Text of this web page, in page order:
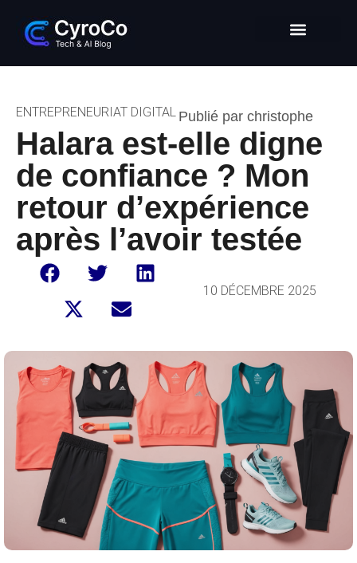
ENTREPRENEURIAT DIGITAL Publié par christophe
Halara est-elle digne
de confiance ? Mon
retour d’expérience
après l’avoir testée
10 DÉCEMBRE 2025